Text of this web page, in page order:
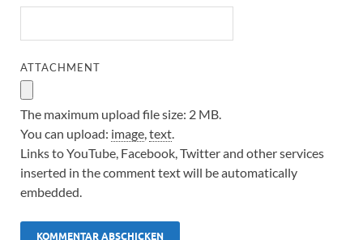
ATTACHMENT
The maximum upload file size: 2 MB.
You can upload: image,text.
Links to YouTube, Facebook, Twitter and other services
inserted in the comment text will be automatically
embedded.